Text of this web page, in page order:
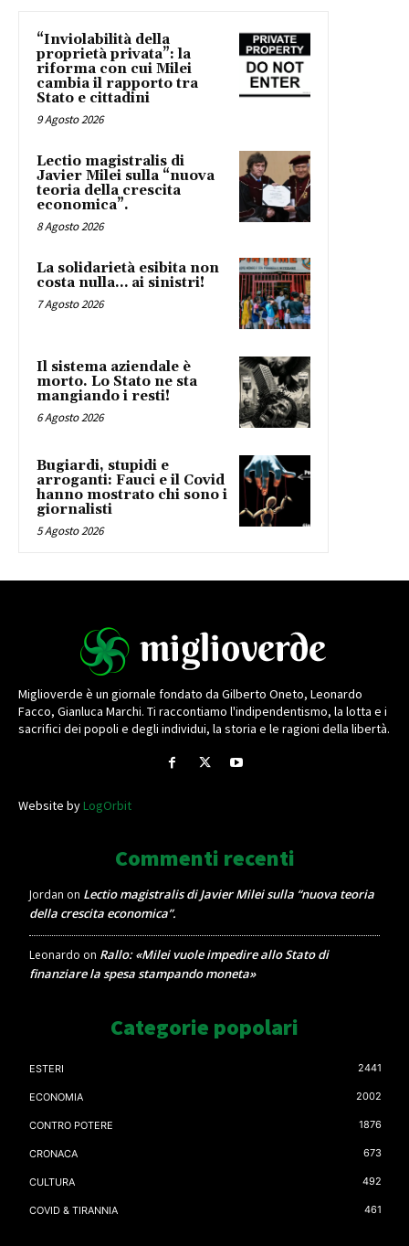
“Inviolabilità della
proprietà privata”: la
riforma con cui Milei
cambia il rapporto tra
Stato e cittadini
9 Agosto 2026
Lectio magistralis di
Javier Milei sulla “nuova
teoria della crescita
economica”.
8 Agosto 2026
La solidarietà esibita non
costa nulla… ai sinistri!
7 Agosto 2026
Il sistema aziendale è
morto. Lo Stato ne sta
mangiando i resti!
6 Agosto 2026
Bugiardi, stupidi e
arroganti: Fauci e il Covid
hanno mostrato chi sono i
giornalisti
5 Agosto 2026
Miglioverde è un giornale fondato da Gilberto Oneto, Leonardo
Facco, Gianluca Marchi. Ti raccontiamo l'indipendentismo, la lotta e i
sacrifici dei popoli e degli individui, la storia e le ragioni della libertà.
Website byLogOrbit
Commenti recenti
Jordan on Lectio magistralis di Javier Milei sulla “nuova teoria
della crescita economica”.
Leonardo on Rallo: «Milei vuole impedire allo Stato di
finanziare la spesa stampando moneta»
Categorie popolari
ESTERI 2441
ECONOMIA 2002
CONTRO POTERE 1876
CRONACA 673
CULTURA 492
COVID & TIRANNIA 461